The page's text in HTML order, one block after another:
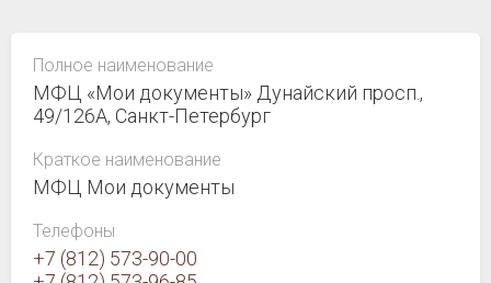
Полное наименование
МФЦ «Мои документы» Дунайский просп.,
49/126А, Санкт-Петербург
Краткое наименование
МФЦ Мои документы
Телефоны
+7 (812) 573-90-00